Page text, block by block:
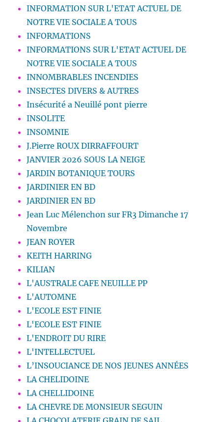
INFORMATION SUR L'ETAT ACTUEL DE
NOTRE VIE SOCIALE A TOUS
INFORMATIONS
INFORMATIONS SUR L'ETAT ACTUEL DE
NOTRE VIE SOCIALE A TOUS
INNOMBRABLES INCENDIES
INSECTES DIVERS & AUTRES
Insécurité a Neuillé pont pierre
INSOLITE
INSOMNIE
J.Pierre ROUX DIRRAFFOURT
JANVIER 2026 SOUS LA NEIGE
JARDIN BOTANIQUE TOURS
JARDINIER EN BD
JARDINIER EN BD
Jean Luc Mélenchon sur FR3 Dimanche 17
Novembre
JEAN ROYER
KEITH HARRING
KILIAN
L'AUSTRALE CAFE NEUILLE PP
L'AUTOMNE
L'ECOLE EST FINIE
L'ECOLE EST FINIE
L'ENDROIT DU RIRE
L'INTELLECTUEL
L’INSOUCIANCE DE NOS JEUNES ANNÉES
LA CHELIDOINE
LA CHELLIDOINE
LA CHEVRE DE MONSIEUR SEGUIN